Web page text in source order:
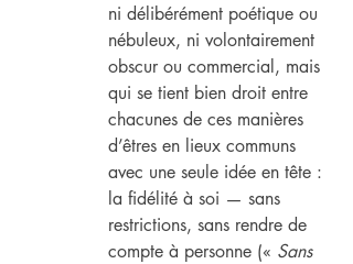
ni délibérément poétique ou
nébuleux, ni volontairement
obscur ou commercial, mais
qui se tient bien droit entre
chacunes de ces manières
d’êtres en lieux communs
avec une seule idée en tête :
la fidélité à soi — sans
restrictions, sans rendre de
compte à personne (« Sans